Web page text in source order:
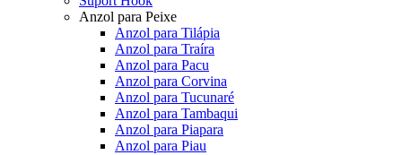
Anzol para Peixe
Anzol para Tilápia
Anzol para Traíra
Anzol para Pacu
Anzol para Corvina
Anzol para Tucunaré
Anzol para Tambaqui
Anzol para Piapara
Anzol para Piau